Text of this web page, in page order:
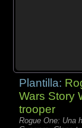
Plantilla:
Wars Story
trooper
Rogue One: Una